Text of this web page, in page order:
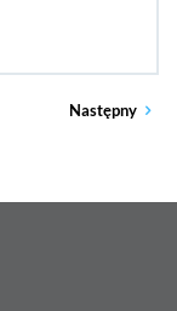
Następny